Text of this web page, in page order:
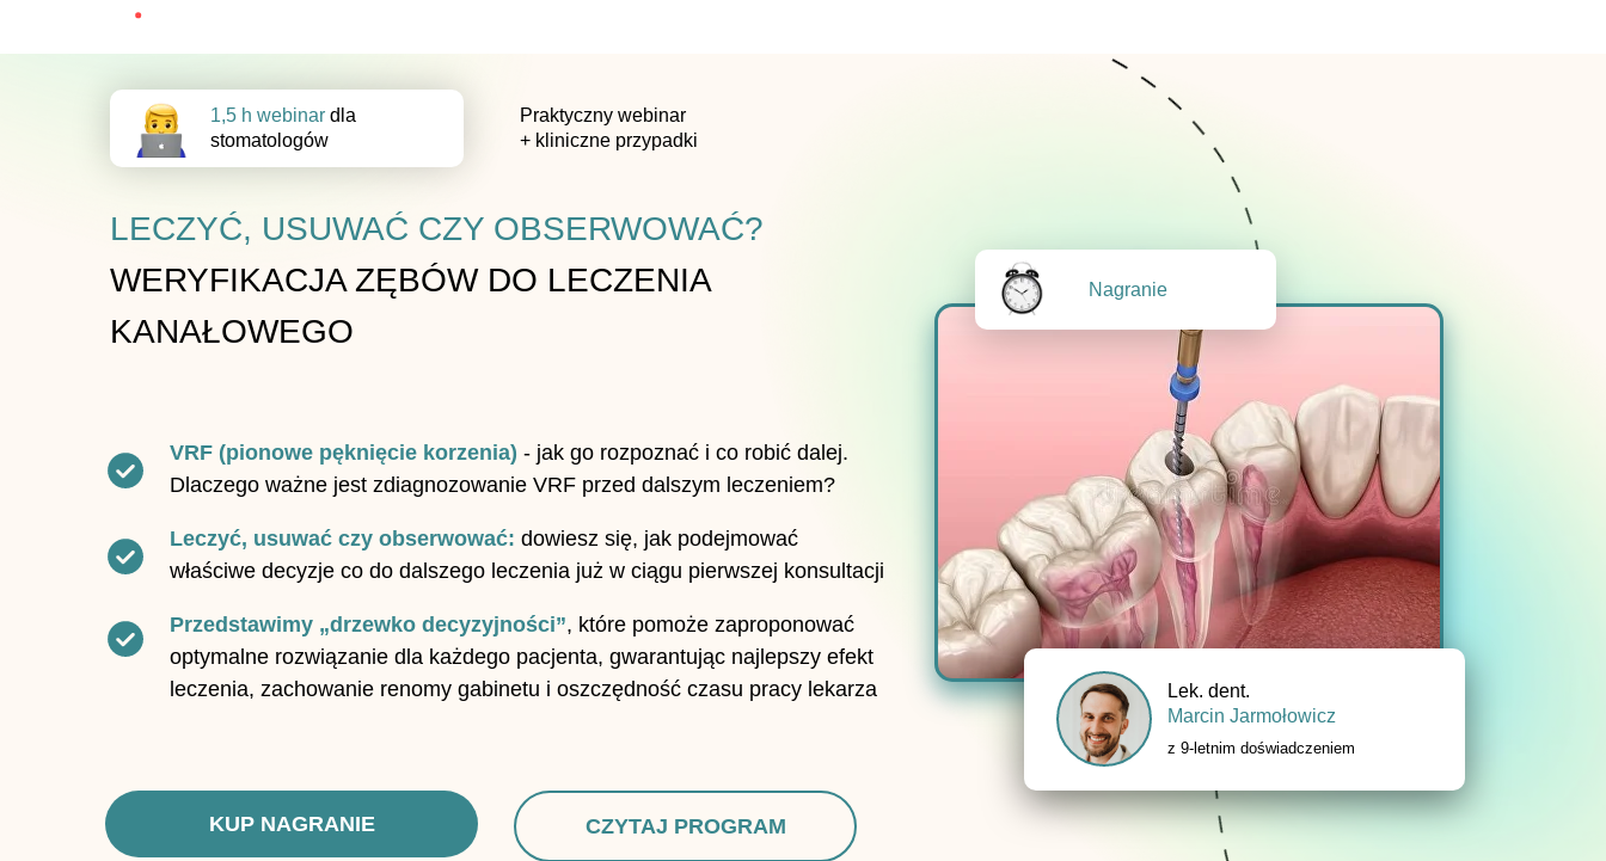
1,5 h webinar dla
stomatologów
Lek. dent.
Marcin Jarmołowicz
z 9-letnim doświadczeniem
LECZYĆ, USUWAĆ CZY OBSERWOWAĆ?
WERYFIKACJA ZĘBÓW DO LECZENIA
KANAŁOWEGO
Praktyczny webinar
+ kliniczne przypadki
KUP NAGRANIE CZYTAJ PROGRAM
VRF (pionowe pęknięcie korzenia) - jak go rozpoznać i co robić dalej.
Dlaczego ważne jest zdiagnozowanie VRF przed dalszym leczeniem?
Leczyć, usuwać czy obserwować: dowiesz się, jak podejmować
właściwe decyzje co do dalszego leczenia już w ciągu pierwszej konsultacji
Przedstawimy „drzewko decyzyjności”, które pomoże zaproponować
optymalne rozwiązanie dla każdego pacjenta, gwarantując najlepszy efekt
leczenia, zachowanie renomy gabinetu i oszczędność czasu pracy lekarza
Nagranie